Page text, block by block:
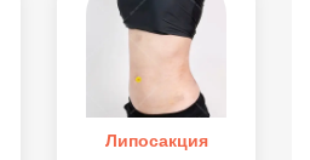
Липосакция